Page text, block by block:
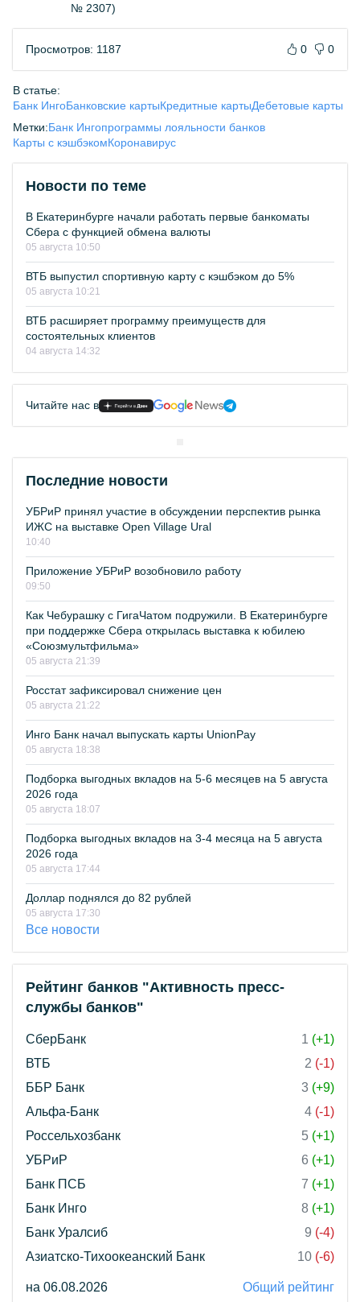
№ 2307)
Просмотров: 1187 0 0
В статье:
Банк ИнгоБанковские картыКредитные картыДебетовые карты
Метки:Банк Ингопрограммы лояльности банков
Карты с кэшбэкомКоронавирус
Новости по теме
В Екатеринбурге начали работать первые банкоматы
Сбера с функцией обмена валюты
05 августа 10:50
ВТБ выпустил спортивную карту с кэшбэком до 5%
05 августа 10:21
ВТБ расширяет программу преимуществ для
состоятельных клиентов
04 августа 14:32
Читайте нас в
Последние новости
УБРиР принял участие в обсуждении перспектив рынка
ИЖС на выставке Open Village Ural
10:40
Приложение УБРиР возобновило работу
09:50
Как Чебурашку с ГигаЧатом подружили. В Екатеринбурге
при поддержке Сбера открылась выставка к юбилею
«Союзмультфильма»
05 августа 21:39
Росстат зафиксировал снижение цен
05 августа 21:22
Инго Банк начал выпускать карты UnionPay
05 августа 18:38
Подборка выгодных вкладов на 5-6 месяцев на 5 августа
2026 года
05 августа 18:07
Подборка выгодных вкладов на 3-4 месяца на 5 августа
2026 года
05 августа 17:44
Доллар поднялся до 82 рублей
05 августа 17:30
Все новости
Рейтинг банков "Активность пресс-
службы банков"
СберБанк 1 (+1)
ВТБ
2 (-1)
ББР Банк
3 (+9)
Альфа-Банк
4 (-1)
Россельхозбанк
5 (+1)
УБРиР
6 (+1)
Банк ПСБ
7 (+1)
Банк Инго
8 (+1)
Банк Уралсиб
9 (-4)
Азиатско-Тихоокеанский Банк
10 (-6)
на 06.08.2026 Общий рейтинг